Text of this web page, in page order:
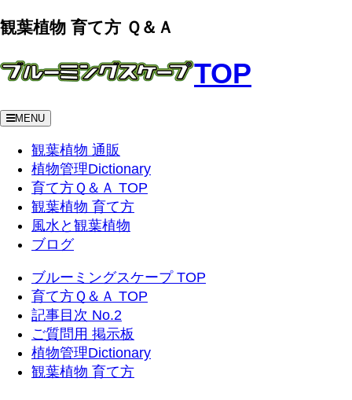
観葉植物 育て方 Ｑ＆Ａ
TOP
MENU
観葉植物 通販
植物管理Dictionary
育て方Ｑ＆Ａ TOP
観葉植物 育て方
風水と観葉植物
ブログ
ブルーミングスケープ TOP
育て方Ｑ＆Ａ TOP
記事目次 No.2
ご質問用 掲示板
植物管理Dictionary
観葉植物 育て方